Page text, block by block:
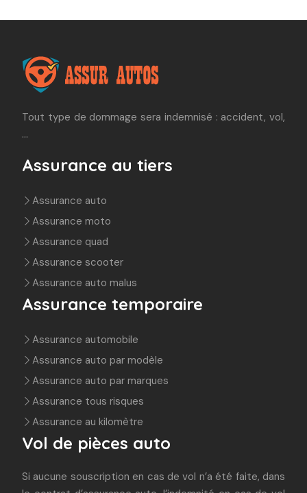
Tout type de dommage sera indemnisé : accident, vol,
…
Assurance au tiers
Assurance auto
Assurance moto
Assurance quad
Assurance scooter
Assurance auto malus
Assurance temporaire
Assurance automobile
Assurance auto par modèle
Assurance auto par marques
Assurance tous risques
Assurance au kilomètre
Vol de pièces auto
Si aucune souscription en cas de vol n’a été faite, dans